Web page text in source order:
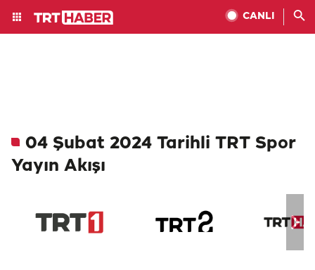
CANLI
04 Şubat 2024 Tarihli TRT Spor
Yayın Akışı